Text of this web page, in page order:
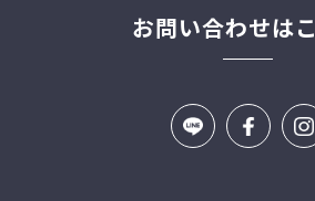
お問い合わせは